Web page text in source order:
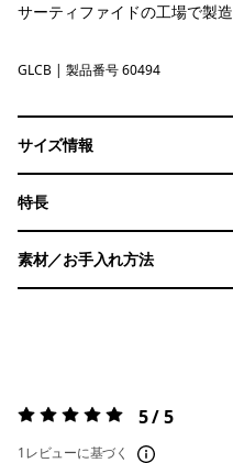
サーティファイドの工場で製造
Glacial Blue
GLCB | 製品番号 60494
サイズ情報
特長
素材／お手入れ方法
評価:5 / 5 5 / 5
1レビューに基づく